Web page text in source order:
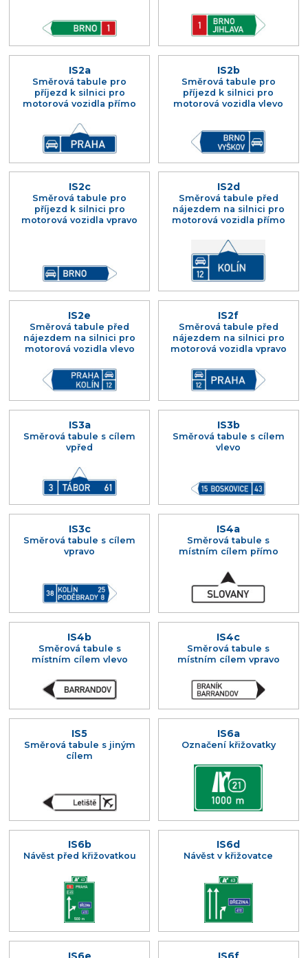
IS2a
Směrová tabule pro
příjezd k silnici pro
motorová vozidla přímo
IS2b
Směrová tabule pro
příjezd k silnici pro
motorová vozidla vlevo
IS2c
Směrová tabule pro
příjezd k silnici pro
motorová vozidla vpravo
IS2d
Směrová tabule před
nájezdem na silnici pro
motorová vozidla přímo
IS2e
Směrová tabule před
nájezdem na silnici pro
motorová vozidla vlevo
IS2f
Směrová tabule před
nájezdem na silnici pro
motorová vozidla vpravo
IS3a
Směrová tabule s cílem
vpřed
IS3b
Směrová tabule s cílem
vlevo
IS3c
Směrová tabule s cílem
vpravo
IS4a
Směrová tabule s
místním cílem přímo
IS4b
Směrová tabule s
místním cílem vlevo
IS4c
Směrová tabule s
místním cílem vpravo
IS5
Směrová tabule s jiným
cílem
IS6a
Označení křižovatky
IS6b
Návěst před křižovatkou
IS6d
Návěst v křižovatce